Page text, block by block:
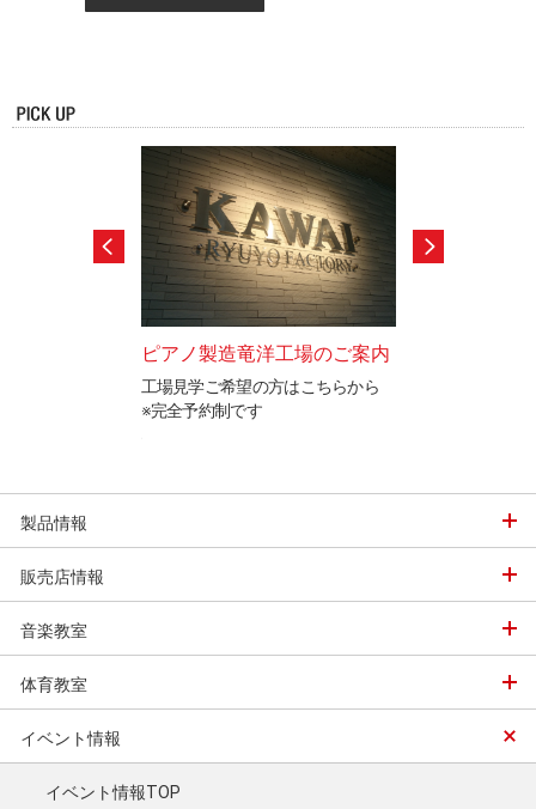
ピアノ製造竜洋工場のご案内
工場見学ご希望の方はこちらから
※完全予約制です
製品情報
販売店情報
音楽教室
体育教室
イベント情報
イベント情報TOP